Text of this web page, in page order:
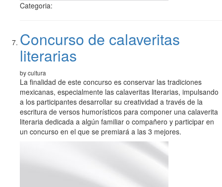
Categoria:
Concurso de calaveritas
literarias
by cultura
La finalidad de este concurso es conservar las tradiciones
mexicanas, especialmente las calaveritas literarias, impulsando
a los participantes desarrollar su creatividad a través de la
escritura de versos humorísticos para componer una calaverita
literaria dedicada a algún familiar o compañero y participar en
un concurso en el que se premiará a las 3 mejores.